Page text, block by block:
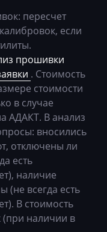
пересчет
если
прошивки
. Стоимость
стоимости
в случае
АДАКТ. В анализ
вносились
отключены ли
есть
наличие
(не всегда есть
В стоимость
(при наличии в